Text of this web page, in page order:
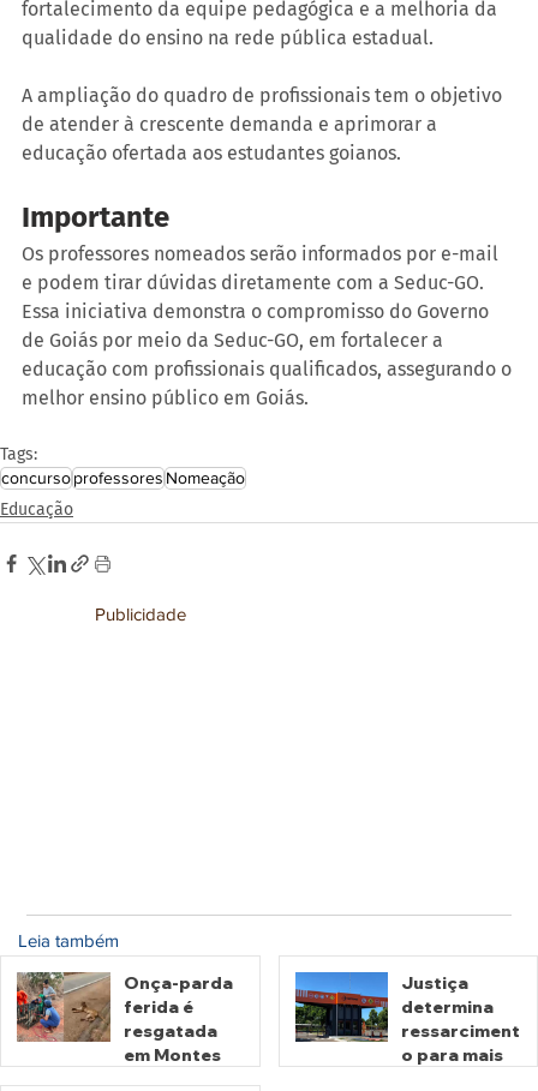
fortalecimento da equipe pedagógica e a melhoria da
qualidade do ensino na rede pública estadual.
A ampliação do quadro de profissionais tem o objetivo
de atender à crescente demanda e aprimorar a
educação ofertada aos estudantes goianos.
Importante
Os professores nomeados serão informados por e-mail
e podem tirar dúvidas diretamente com a Seduc-GO.
Essa iniciativa demonstra o compromisso do Governo
de Goiás por meio da Seduc-GO, em fortalecer a
educação com profissionais qualificados, assegurando o
melhor ensino público em Goiás.
Tags:
concursoprofessores Nomeação
Educação
Publicidade
Leia também
Onça-parda
ferida é
resgatada
em Montes
Justiça
determina
ressarciment
o para mais